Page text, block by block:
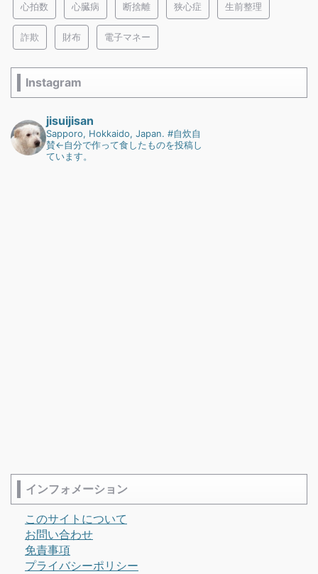
心拍数 心臓病 断捨離 狭心症 生前整理
詐欺 財布 電子マネー
Instagram
jisuijisan
Sapporo, Hokkaido, Japan. #自炊自
賛←自分で作って食したものを投稿し
ています。
インフォメーション
このサイトについて
お問い合わせ
免責事項
プライバシーポリシー